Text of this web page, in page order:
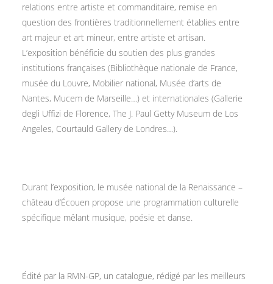
relations entre artiste et commanditaire, remise en
question des frontières traditionnellement établies entre
art majeur et art mineur, entre artiste et artisan.
L’exposition bénéficie du soutien des plus grandes
institutions françaises (Bibliothèque nationale de France,
musée du Louvre, Mobilier national, Musée d’arts de
Nantes, Mucem de Marseille…) et internationales (Gallerie
degli Uffizi de Florence, The J. Paul Getty Museum de Los
Angeles, Courtauld Gallery de Londres…).
Durant l’exposition, le musée national de la Renaissance –
château d’Écouen propose une programmation culturelle
spécifique mêlant musique, poésie et danse.
Édité par la RMN-GP, un catalogue, rédigé par les meilleurs